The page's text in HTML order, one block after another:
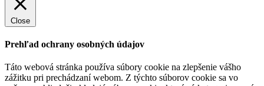
Close
Prehľad ochrany osobných údajov
Táto webová stránka používa súbory cookie na zlepšenie vášho
zážitku pri prechádzaní webom. Z týchto súborov cookie sa vo